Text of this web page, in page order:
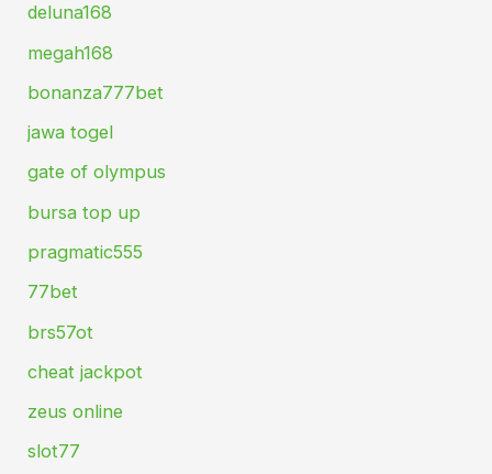
deluna168
megah168
bonanza777bet
jawa togel
gate of olympus
bursa top up
pragmatic555
77bet
brs57ot
cheat jackpot
zeus online
slot77